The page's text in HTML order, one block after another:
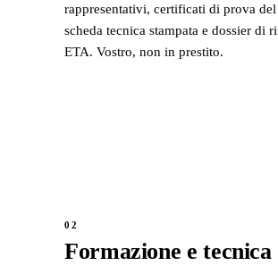
rappresentativi, certificati di prova
scheda tecnica stampata e dossier di
ETA. Vostro, non in prestito.
02
Formazione e tecnica